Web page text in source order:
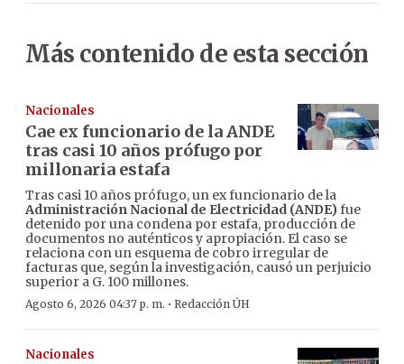
Más contenido de esta sección
Nacionales
Cae ex funcionario de la ANDE
tras casi 10 años prófugo por
millonaria estafa
Tras casi 10 años prófugo, un ex funcionario de la
Administración Nacional de Electricidad (ANDE)fue
detenido por una condena por estafa, producción de
documentos no auténticos y apropiación. El caso se
relaciona con un esquema de cobro irregular de
facturas que, según la investigación, causó un perjuicio
superior a G. 100 millones.
Agosto 6, 2026 04:37 p. m. · Redacción ÚH
Nacionales